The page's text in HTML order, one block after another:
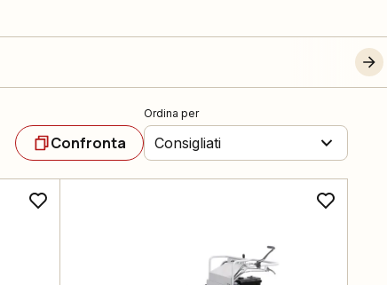
Confronta
Ordina per
Consigliati